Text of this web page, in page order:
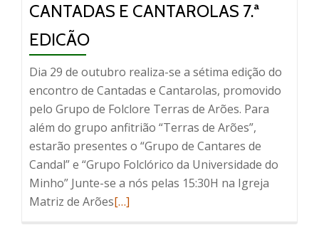
CANTADAS E CANTAROLAS 7.ª
EDICÃO
Dia 29 de outubro realiza-se a sétima edição do
encontro de Cantadas e Cantarolas, promovido
pelo Grupo de Folclore Terras de Arões. Para
além do grupo anfitrião “Terras de Arões”,
estarão presentes o “Grupo de Cantares de
Candal” e “Grupo Folclórico da Universidade do
Minho” Junte-se a nós pelas 15:30H na Igreja
Matriz de ArõesRead
[…]